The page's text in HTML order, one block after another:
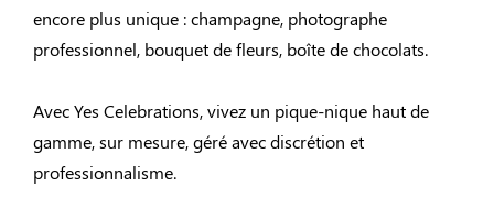
encore plus unique : champagne, photographe
professionnel, bouquet de fleurs, boîte de chocolats.
Avec Yes Celebrations, vivez un pique-nique haut de
gamme, sur mesure, géré avec discrétion et
professionnalisme.